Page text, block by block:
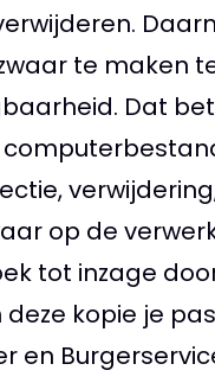
te maken
Dat
op de
tot inzage
kopie je